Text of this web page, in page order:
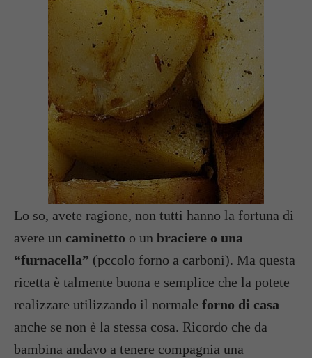
Lo so, avete ragione, non tutti hanno la fortuna di
avere un caminetto o un braciere o una
“furnacella” (pccolo forno a carboni). Ma questa
ricetta è talmente buona e semplice che la potete
realizzare utilizzando il normale forno di casa
anche se non è la stessa cosa. Ricordo che da
bambina andavo a tenere compagnia una